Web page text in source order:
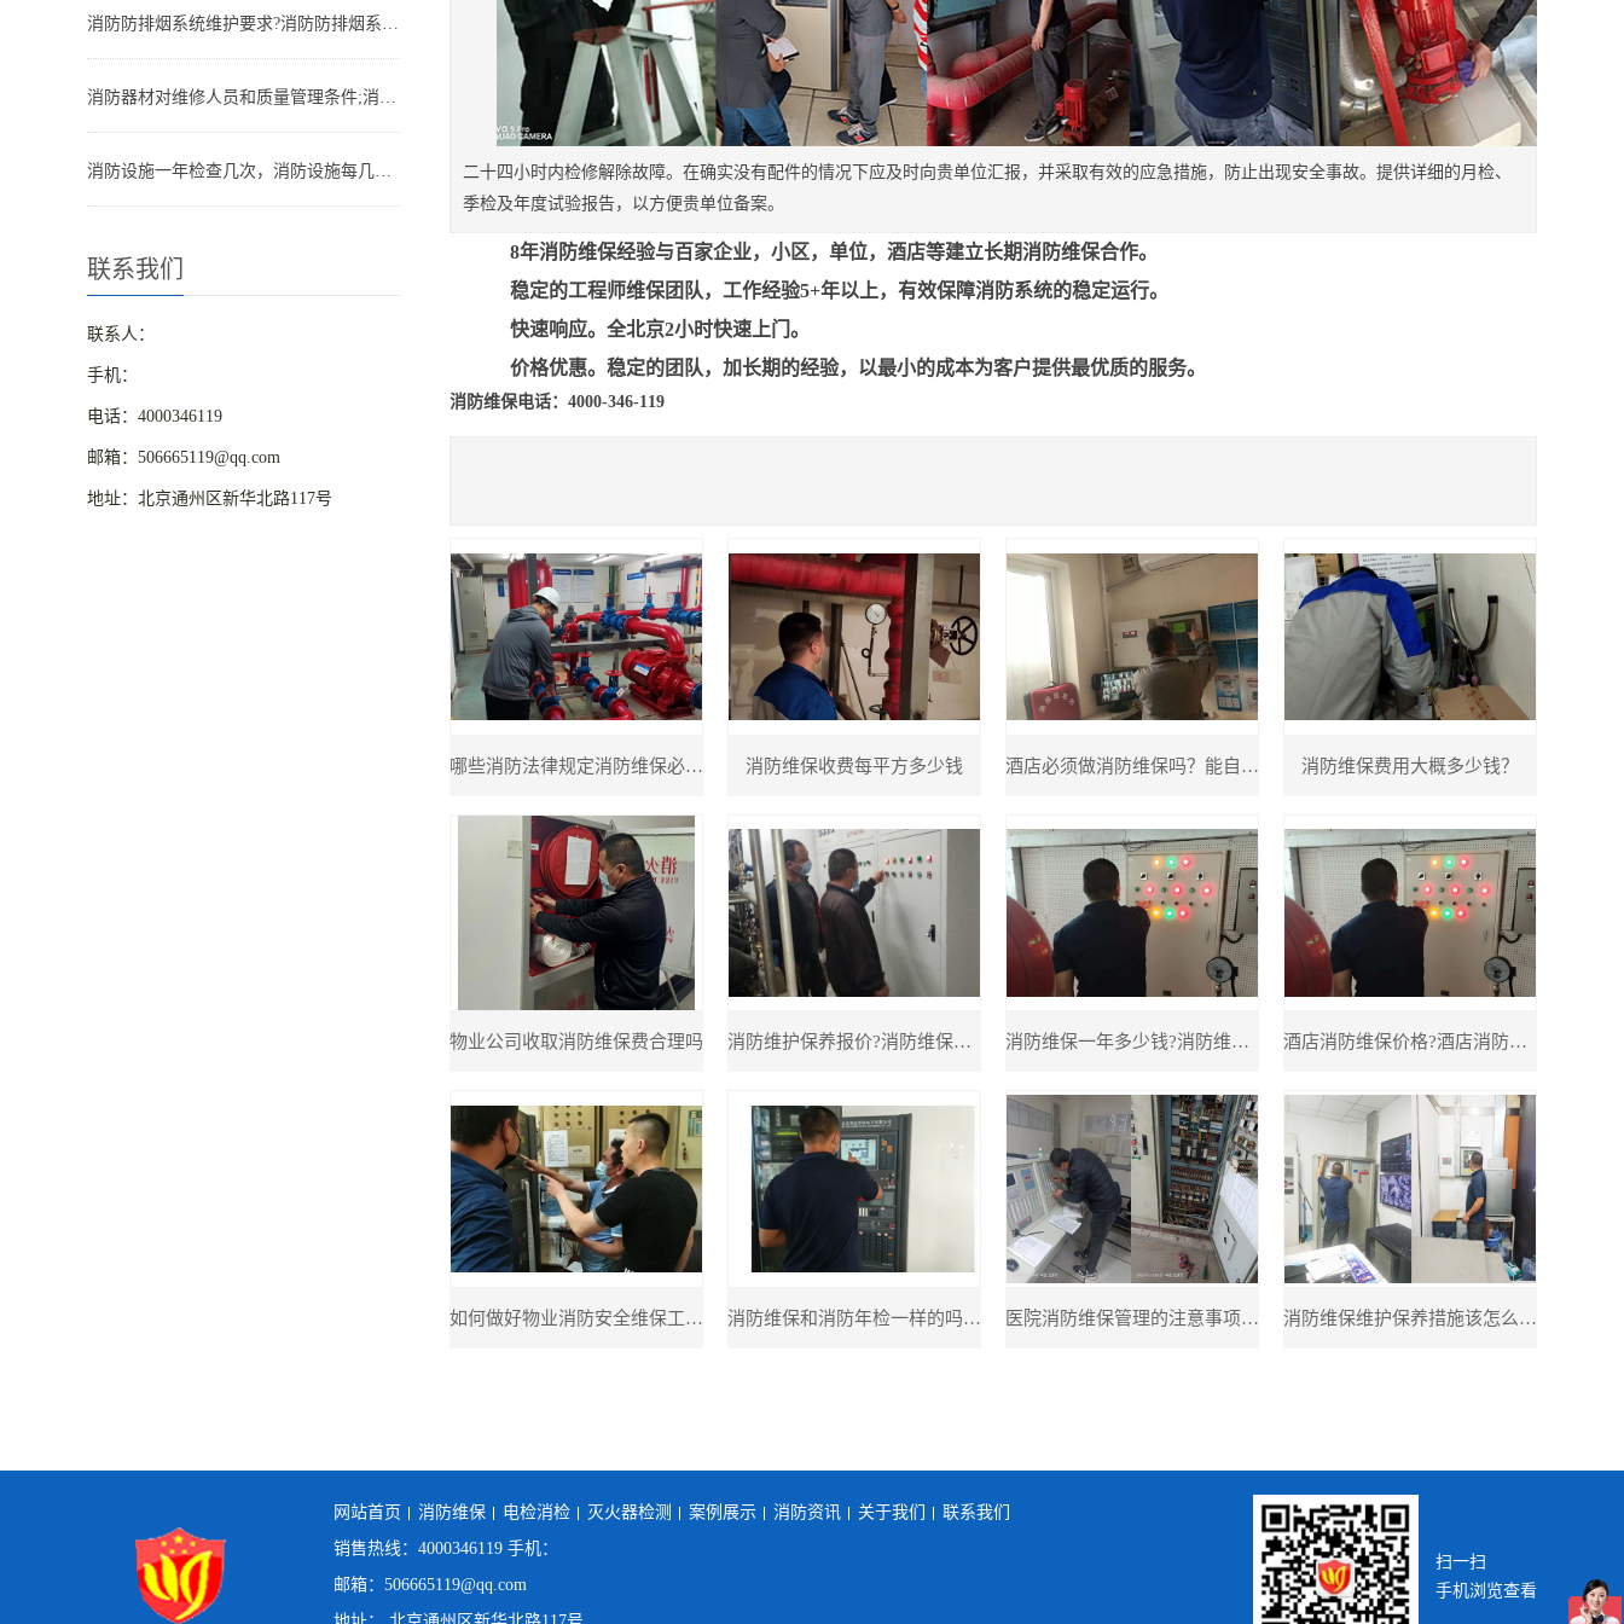
消防防排烟系统维护要求?消防防排烟系统包括什么
消防器材对维修人员和质量管理条件;消防器材管理要求
消防设施一年检查几次，消防设施每几年检查一次
联系我们
联系人：
手机：
电话：4000346119
邮箱：506665119@qq.com
地址：北京通州区新华北路117号
二十四小时内检修解除故障。在确实没有配件的情况下应及时向贵单位汇报，并采取有效的应急措施，防止出现安全事故。提供详细的月检、
季检及年度试验报告，以方便贵单位备案。
8年消防维保经验与百家企业，小区，单位，酒店等建立长期消防维保合作。
稳定的工程师维保团队，工作经验5+年以上，有效保障消防系统的稳定运行。
快速响应。全北京2小时快速上门。
价格优惠。稳定的团队，加长期的经验，以最小的成本为客户提供最优质的服务。
消防维保电话：4000-346-119
哪些消防法律规定消防维保必须有 消防维保收费每平方多少钱 酒店必须做消防维保吗？能自己做消防维保吗？ 消防维保费用大概多少钱？
物业公司收取消防维保费合理吗 消防维护保养报价?消防维保报价 消防维保一年多少钱?消防维保一般几个人做 酒店消防维保价格?酒店消防维保多久一次
如何做好物业消防安全维保工作?物业公司如何做好消防工作 消防维保和消防年检一样的吗?有什么区别?消防检测和消防维保有什么不同? 医院消防维保管理的注意事项;医院消防安全管理措施是什么 消防维保维护保养措施该怎么做呢?消防维保维护保养流程
网站首页 消防维保 电检消检 灭火器检测 案例展示 消防资讯 关于我们
联系我们
销售热线：4000346119 手机：
邮箱：506665119@qq.com
扫一扫
手机浏览查看